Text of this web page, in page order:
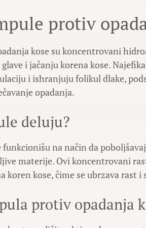
protiv
kose su koncentrovani
i jačanju korena kose.
i ishranjuju folikul dlake,
opadanja.
deluju?
funkcionišu na način da
materije. Ovi koncentrovani
koren kose, čime se ubrzava rast i
protiv opadanja